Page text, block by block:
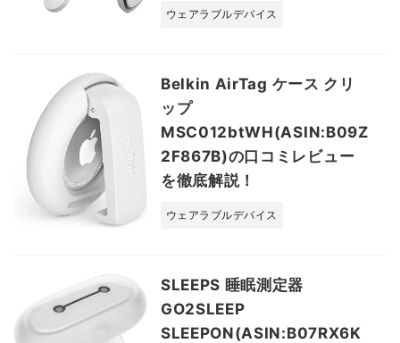
ウェアラブルデバイス
Belkin AirTag ケース クリ
ップ
MSC012btWH(ASIN:B09Z
2F867B)の口コミレビュー
を徹底解説！
ウェアラブルデバイス
SLEEPS 睡眠測定器
GO2SLEEP
SLEEPON(ASIN:B07RX6K